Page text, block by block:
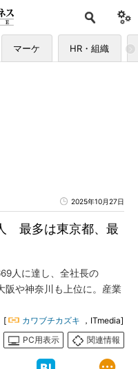
マーケ HR・組織
2025年10月27日
最多は東京都、最
人に達し、全社長の
阪や神奈川も上位に。産業
[ カワブチカズキ ，ITmedia]
PC用表示
関連情報